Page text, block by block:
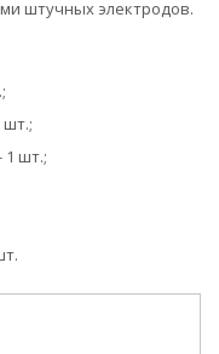
штучных электродов.
шт.;
1 шт.;